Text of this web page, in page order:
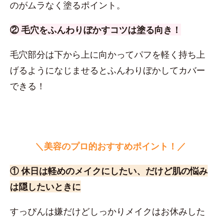
のがムラなく塗るポイント。
② 毛穴をふんわりぼかすコツは塗る向き！
毛穴部分は下から上に向かってパフを軽く持ち上
げるようになじませるとふんわりぼかしてカバー
できる！
＼美容のプロ的おすすめポイント！／
① 休日は軽めのメイクにしたい、だけど肌の悩み
は隠したいときに
すっぴんは嫌だけどしっかりメイクはお休みした